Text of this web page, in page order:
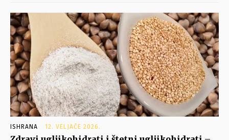
ISHRANA 12. VELJAČE 2026.